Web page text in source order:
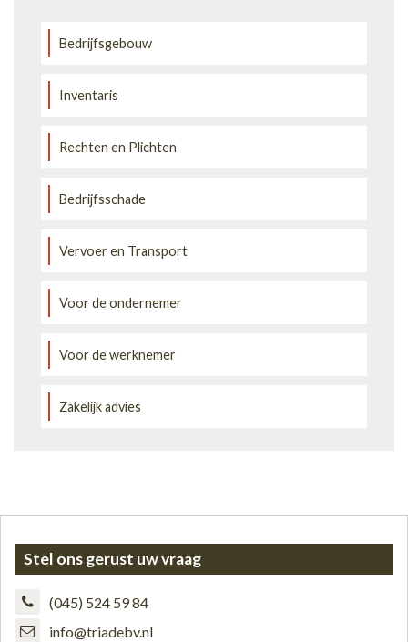
Bedrijfsgebouw
Inventaris
Rechten en Plichten
Bedrijfsschade
Vervoer en Transport
Voor de ondernemer
Voor de werknemer
Zakelijk advies
Stel ons gerust uw vraag
(045) 524 59 84
info@triadebv.nl